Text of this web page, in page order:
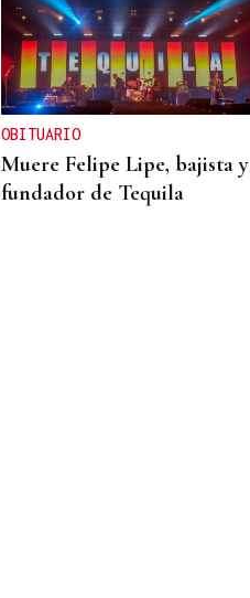
OBITUARIO
Muere Felipe Lipe, bajista y
fundador de Tequila